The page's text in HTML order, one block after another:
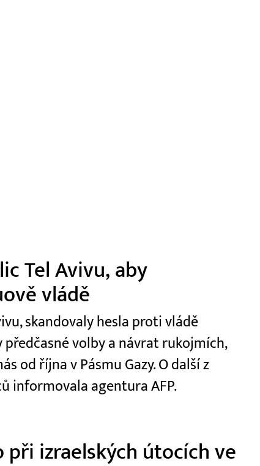
Tel Avivu, aby
vládě
skandovaly hesla proti vládě
volby a návrat rukojmích,
od října v Pásmu Gazy. O další z
informovala agentura AFP.
při izraelských útocích ve